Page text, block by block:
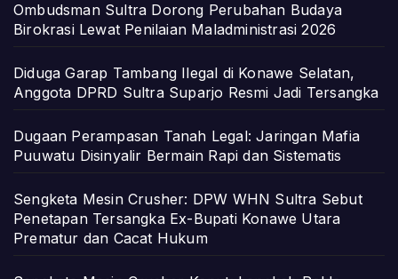
Ombudsman Sultra Dorong Perubahan Budaya
Birokrasi Lewat Penilaian Maladministrasi 2026
Diduga Garap Tambang Ilegal di Konawe Selatan,
Anggota DPRD Sultra Suparjo Resmi Jadi Tersangka
Dugaan Perampasan Tanah Legal: Jaringan Mafia
Puuwatu Disinyalir Bermain Rapi dan Sistematis
Sengketa Mesin Crusher: DPW WHN Sultra Sebut
Penetapan Tersangka Ex-Bupati Konawe Utara
Prematur dan Cacat Hukum